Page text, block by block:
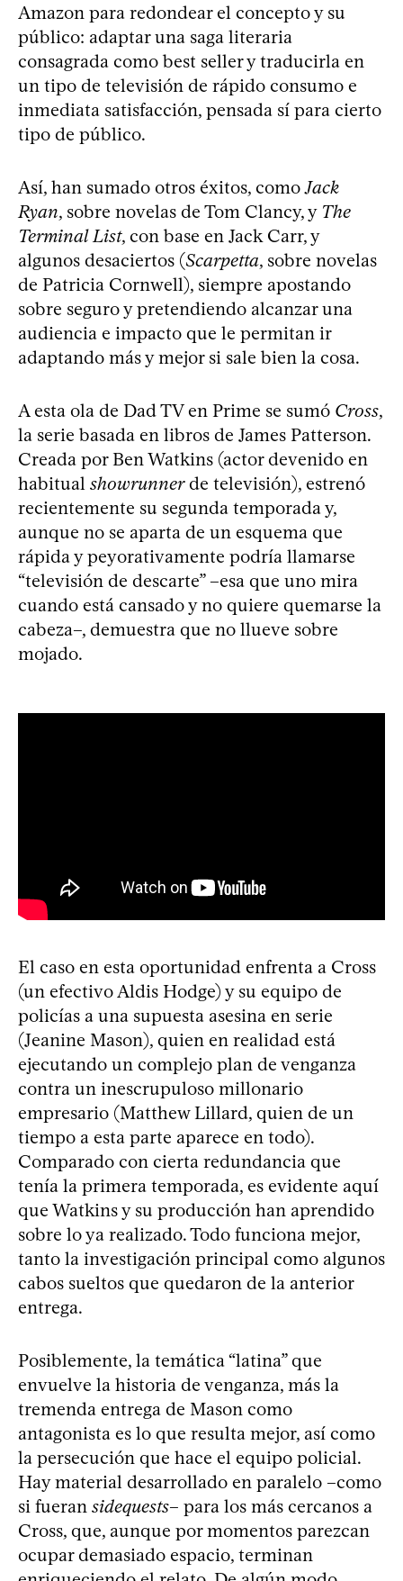
Amazon para redondear el concepto y su
público: adaptar una saga literaria
consagrada como best seller y traducirla en
un tipo de televisión de rápido consumo e
inmediata satisfacción, pensada sí para cierto
tipo de público.
Así, han sumado otros éxitos, comoJack
Ryan, sobre novelas de Tom Clancy, y The
Terminal List, con base en Jack Carr, y
algunos desaciertos (Scarpetta, sobre novelas
de Patricia Cornwell), siempre apostando
sobre seguro y pretendiendo alcanzar una
audiencia e impacto que le permitan ir
adaptando más y mejor si sale bien la cosa.
A esta ola de Dad TV en Prime se sumó Cross,
la serie basada en libros de James Patterson.
Creada por Ben Watkins (actor devenido en
habitual showrunnerde televisión), estrenó
recientemente su segunda temporada y,
aunque no se aparta de un esquema que
rápida y peyorativamente podría llamarse
“televisión de descarte” –esa que uno mira
cuando está cansado y no quiere quemarse la
cabeza–, demuestra que no llueve sobre
mojado.
El caso en esta oportunidad enfrenta a Cross
(un efectivo Aldis Hodge) y su equipo de
policías a una supuesta asesina en serie
(Jeanine Mason), quien en realidad está
ejecutando un complejo plan de venganza
contra un inescrupuloso millonario
empresario (Matthew Lillard, quien de un
tiempo a esta parte aparece en todo).
Comparado con cierta redundancia que
tenía la primera temporada, es evidente aquí
que Watkins y su producción han aprendido
sobre lo ya realizado. Todo funciona mejor,
tanto la investigación principal como algunos
cabos sueltos que quedaron de la anterior
entrega.
Posiblemente, la temática “latina” que
envuelve la historia de venganza, más la
tremenda entrega de Mason como
antagonista es lo que resulta mejor, así como
la persecución que hace el equipo policial.
Hay material desarrollado en paralelo –como
si fueran sidequests– para los más cercanos a
Cross, que, aunque por momentos parezcan
ocupar demasiado espacio, terminan